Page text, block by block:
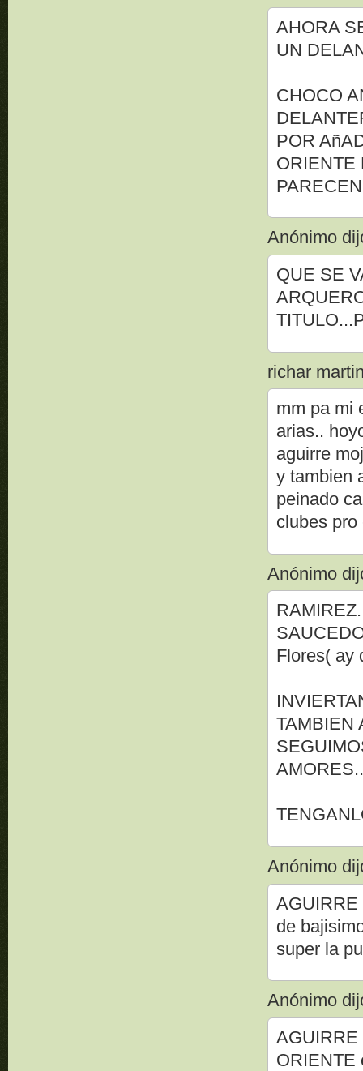
AHORA
UN
CHOCO
POR
ORIENTE
Anónimo
QUE SE
richar
mm pa mi
arias..
aguirre
y tambien
peinado
clubes
Anónimo
Flores( ay
TAMBIEN
Anónimo
AGUIRRE
de
super la
Anónimo
AGUIRRE
ORIENTE